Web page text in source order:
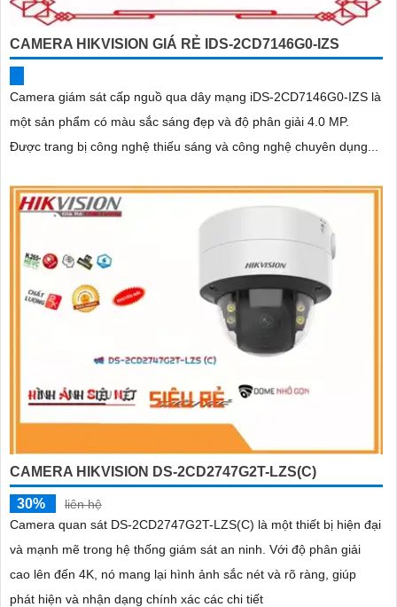
CAMERA HIKVISION GIÁ RẺ IDS-2CD7146G0-IZS
Camera giám sát cấp nguồ qua dây mạng iDS-2CD7146G0-IZS là
một sản phẩm có màu sắc sáng đẹp và độ phân giải 4.0 MP.
Được trang bị công nghệ thiếu sáng và công nghệ chuyên dụng...
CAMERA HIKVISION DS-2CD2747G2T-LZS(C)
30%
liên hệ
Camera quan sát DS-2CD2747G2T-LZS(C) là một thiết bị hiện đại
và mạnh mẽ trong hệ thống giám sát an ninh. Với độ phân giải
cao lên đến 4K, nó mang lại hình ảnh sắc nét và rõ ràng, giúp
phát hiện và nhận dạng chính xác các chi tiết